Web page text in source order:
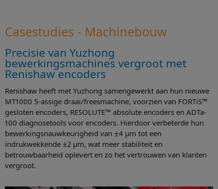
Casestudies - Machinebouw
Precisie van Yuzhong
bewerkingsmachines vergroot met
Renishaw encoders
Renishaw heeft met Yuzhong samengewerkt aan hun nieuwe
MT1000 5-assige draai/freesmachine, voorzien van FORTiS™
gesloten encoders, RESOLUTE™ absolute encoders en ADTa-
100 diagnosetools voor encoders. Hierdoor verbeterde hun
bewerkingsnauwkeurigheid van ±4 µm tot een
indrukwekkende ±2 µm, wat meer stabiliteit en
betrouwbaarheid oplevert en zo het vertrouwen van klanten
vergroot.